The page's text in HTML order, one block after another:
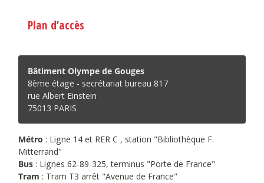
Plan d’accès
Bâtiment Olympe de Gouges
8ème étage - secrétariat bureau 817
rue Albert Einstein
75013 PARIS
Métro : Ligne 14 et RER C , station "Bibliothèque F.
Mitterrand"
Bus : Lignes 62-89-325, terminus "Porte de France"
Tram : Tram T3 arrêt "Avenue de France"